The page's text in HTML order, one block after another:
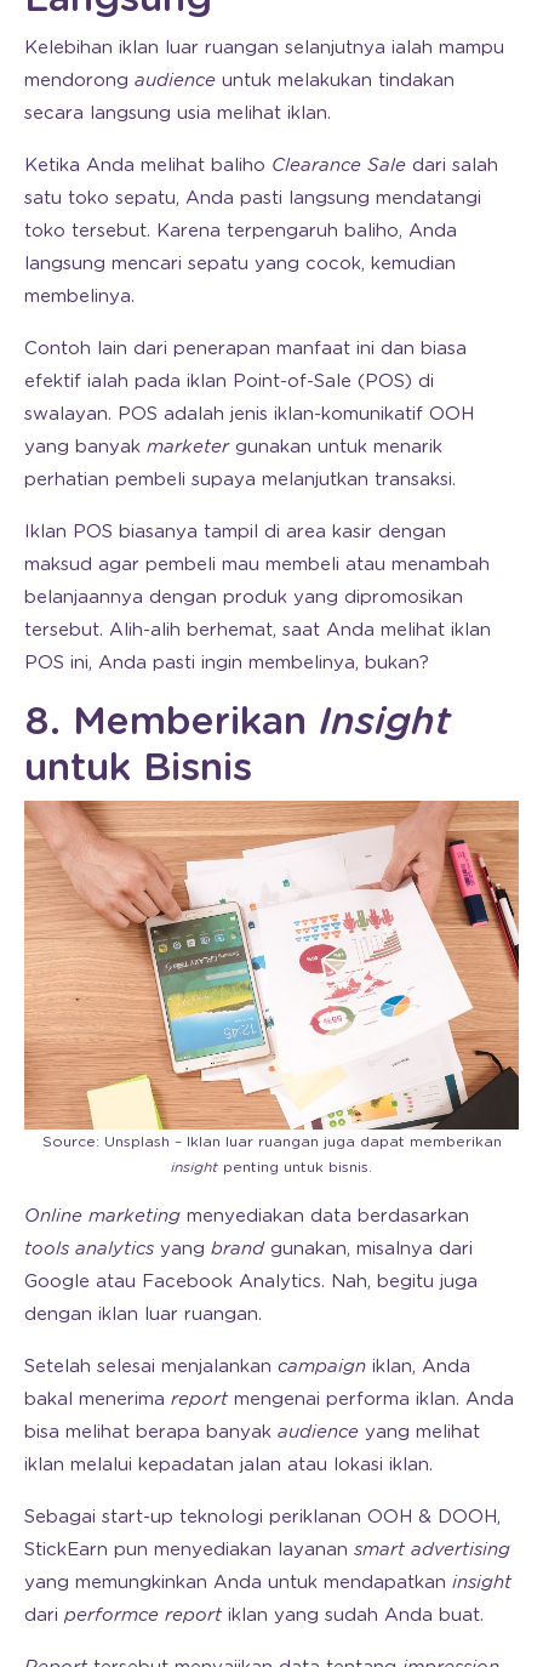
Kelebihan iklan luar ruangan selanjutnya ialah mampu
mendorong audience untuk melakukan tindakan
secara langsung usia melihat iklan.
Ketika Anda melihat baliho Clearance Sale dari salah
satu toko sepatu, Anda pasti langsung mendatangi
toko tersebut. Karena terpengaruh baliho, Anda
langsung mencari sepatu yang cocok, kemudian
membelinya.
Contoh lain dari penerapan manfaat ini dan biasa
efektif ialah pada iklan Point-of-Sale (POS) di
swalayan. POS adalah jenis iklan-komunikatif OOH
yang banyak marketergunakan untuk menarik
perhatian pembeli supaya melanjutkan transaksi.
Iklan POS biasanya tampil di area kasir dengan
maksud agar pembeli mau membeli atau menambah
belanjaannya dengan produk yang dipromosikan
tersebut. Alih-alih berhemat, saat Anda melihat iklan
POS ini, Anda pasti ingin membelinya, bukan?
8. Memberikan Insight
untuk Bisnis
Source: Unsplash – Iklan luar ruangan juga dapat memberikan
insight penting untuk bisnis.
Online marketing menyediakan data berdasarkan
tools analytics yang brand gunakan, misalnya dari
Google atau Facebook Analytics. Nah, begitu juga
dengan iklan luar ruangan.
Setelah selesai menjalankan campaign iklan, Anda
bakal menerima reportmengenai performa iklan. Anda
bisa melihat berapa banyak audience yang melihat
iklan melalui kepadatan jalan atau lokasi iklan.
Sebagai start-up teknologi periklanan OOH & DOOH,
StickEarn pun menyediakan layanan smart advertising
yang memungkinkan Anda untuk mendapatkan insight
dari performce reportiklan yang sudah Anda buat.